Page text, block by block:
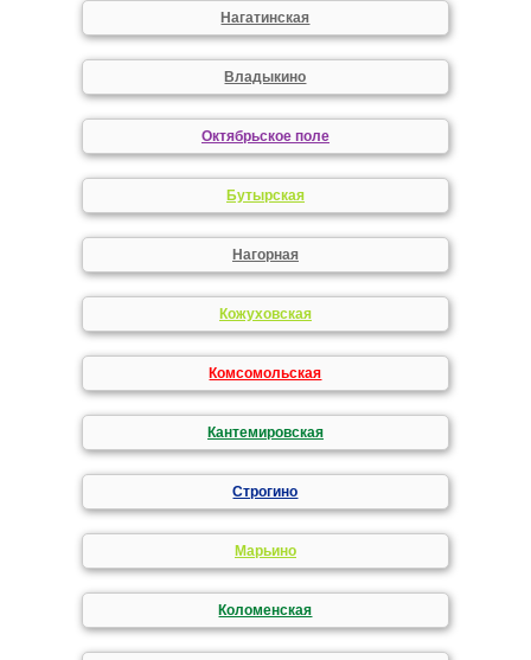
Нагатинская
Владыкино
Октябрьское поле
Бутырская
Нагорная
Кожуховская
Комсомольская
Кантемировская
Строгино
Марьино
Коломенская